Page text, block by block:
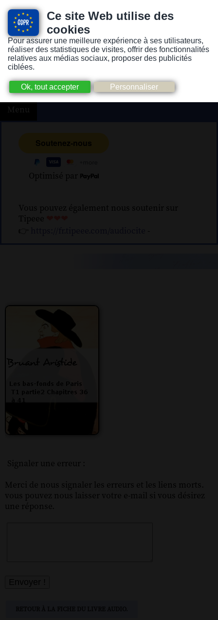
Ce site Web utilise des
cookies
Pour assurer une meilleure expérience à ses utilisateurs,
réaliser des statistiques de visites, offrir des fonctionnalités
relatives aux médias sociaux, proposer des publicités
ciblées.
Version pour personnes mal-voyantes ou non-voyantes
Menu
Optimisé par
Vous pouvez également nous soutenir sur
Tipeee
👉
-
Signaler une erreur :
Merci de nous signaler les erreurs et les liens morts.
vous pouvez nous laisser votre e-mail si vous désirez
une réponse.